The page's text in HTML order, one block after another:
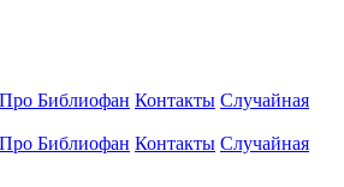
Про Библиофан Контакты Случайная
Про Библиофан Контакты Случайная